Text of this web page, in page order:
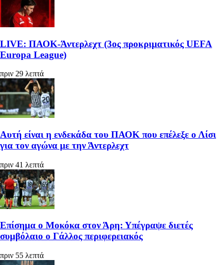
LIVE: ΠΑΟΚ-Άντερλεχτ (3ος προκριματικός UEFA
Europa League)
πριν 29 λεπτά
Αυτή είναι η ενδεκάδα του ΠΑΟΚ που επέλεξε ο Λίσι
για τον αγώνα με την Άντερλεχτ
πριν 41 λεπτά
Επίσημα ο Μοκόκα στον Άρη: Υπέγραψε διετές
συμβόλαιο ο Γάλλος περιφερειακός
πριν 55 λεπτά